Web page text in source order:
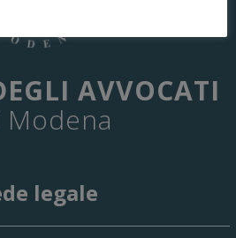
AVVOCATI
Modena
legale